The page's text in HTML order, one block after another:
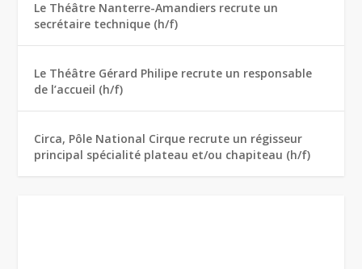
Le Théâtre Nanterre-Amandiers recrute un
secrétaire technique (h/f)
Le Théâtre Gérard Philipe recrute un responsable
de l’accueil (h/f)
Circa, Pôle National Cirque recrute un régisseur
principal spécialité plateau et/ou chapiteau (h/f)